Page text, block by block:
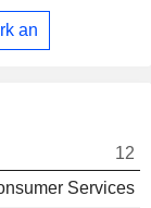
an
12
Services